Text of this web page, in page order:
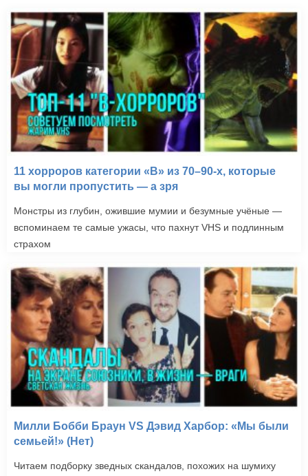
11 хорроров категории «B» из 70–90-х, которые
вы могли пропустить — а зря
Монстры из глубин, ожившие мумии и безумные учёные —
вспоминаем те самые ужасы, что пахнут VHS и подлинным
страхом
Милли Бобби Браун VS Дэвид Харбор: «Мы были
семьей!» (Нет)
Читаем подборку зведных скандалов, похожих на шумиху